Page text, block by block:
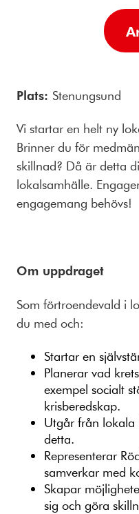
Plats: Stenungsund
Vi startar en helt ny
Brinner du för
skillnad? Då är detta
lokalsamhälle.
engagemang behövs!
Om uppdraget
Som förtroendevald i
du med och:
Startar en
Planerar vad
exempel socialt
krisberedskap.
Utgår från lokala
detta.
Representerar
samverkar med
Skapar
sig och göra